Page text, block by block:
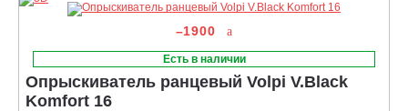
–1900
Есть в наличии
Опрыскиватель ранцевый Volpi V.Black
Komfort 16